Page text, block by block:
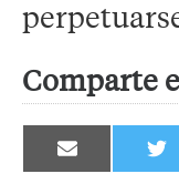
Comparte
Compartir
en en